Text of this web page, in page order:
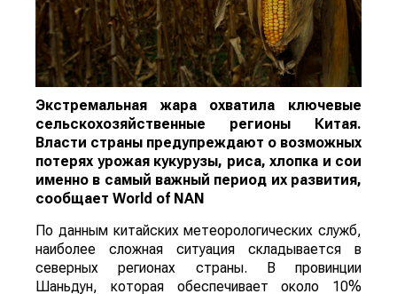
Экстремальная жара охватила ключевые
сельскохозяйственные регионы Китая.
Власти страны предупреждают о возможных
потерях урожая кукурузы, риса, хлопка и сои
именно в самый важный период их развития,
сообщает World of NAN
По данным китайских метеорологических служб,
наиболее сложная ситуация складывается в
северных регионах страны. В провинции
Шаньдун, которая обеспечивает около 10%